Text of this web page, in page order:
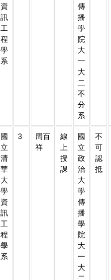
資
訊
工
程
學
系
傳
播
學
院
大
一
大
二
不
分
系
國
立
清
華
大
學
資
訊
工
程
學
系
3
周百
祥
線
上
授
課
國
立
政
治
大
學
傳
播
學
院
大
一
大
二
不
可
認
抵